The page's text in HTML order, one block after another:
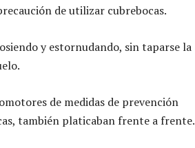
de utilizar cubrebocas.
y estornudando, sin taparse la
de medidas de prevención
también platicaban frente a frente.